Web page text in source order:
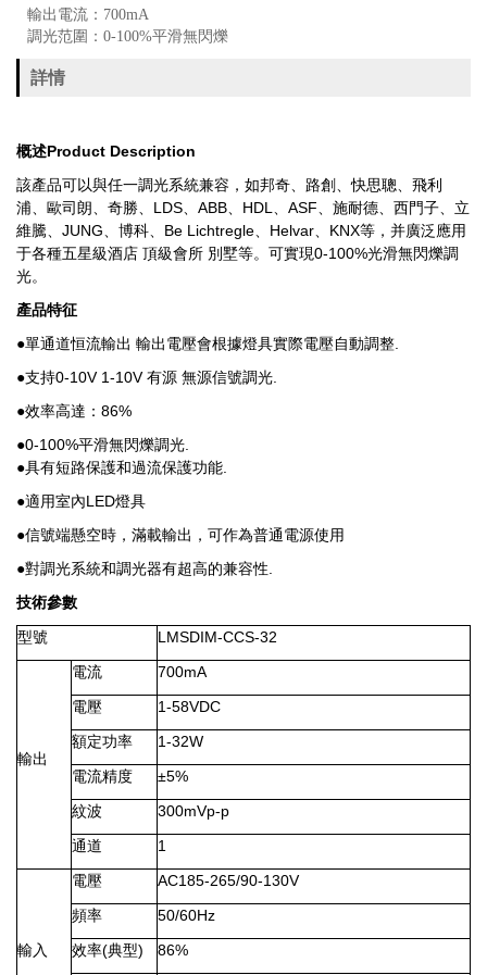
輸出電流：700mA
調光范圍：0-100%平滑無閃爍
詳情
概述Product Description
該產品可以與任一調光系統兼容，如邦奇、路創、快思聰、飛利
浦、歐司朗、奇勝、LDS、ABB、HDL、ASF、施耐德、西門子、立
維騰、JUNG、博科、Be Lichtregle、Helvar、KNX等，并廣泛應用
于各種五星級酒店 頂級會所 別墅等。可實現0-100%光滑無閃爍調
光。
產品特征
●單通道恒流輸出 輸出電壓會根據燈具實際電壓自動調整.
●支持0-10V 1-10V 有源 無源信號調光.
●效率高達：86%
●0-100%平滑無閃爍調光.
●具有短路保護和過流保護功能.
●適用室內LED燈具
●信號端懸空時，滿載輸出，可作為普通電源使用
●對調光系統和調光器有超高的兼容性.
技術參數
型號
LMSDIM-CCS-32
輸出
電流
700mA
電壓
1-58VDC
額定功率
1-32W
電流精度
±5%
紋波
300mVp-p
通道
1
輸入
電壓 AC185-265/90-130V
頻率
50/60Hz
效率(典型)
86%